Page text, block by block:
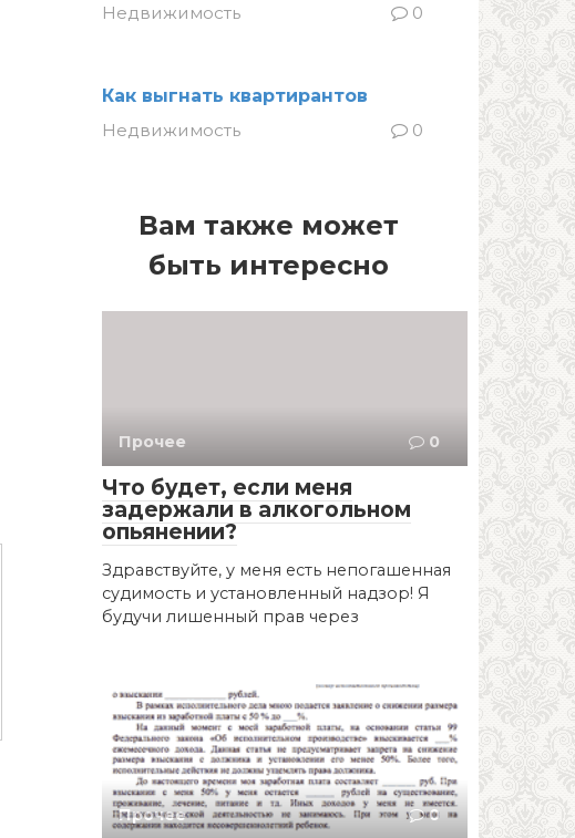
Недвижимость
0
Как выгнать квартирантов
Недвижимость
0
Вам также может
быть интересно
Прочее 0
Что будет, если меня
задержали в алкогольном
опьянении?
Здравствуйте, у меня есть непогашенная
судимость и установленный надзор! Я
будучи лишенный прав через
Прочее 0